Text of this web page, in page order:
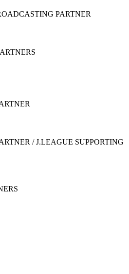
PARTNER
/ J.LEAGUE SUPPORTING